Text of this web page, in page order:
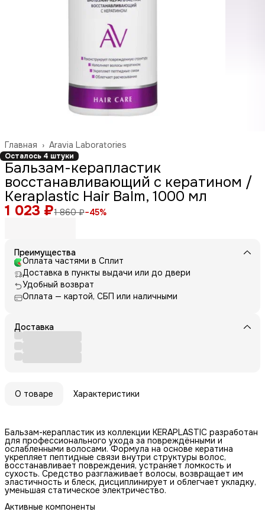
Aravia Laboratories
Главная ›
Осталось 4 штуки
Бальзам-керапластик
восстанавливающий с кератином /
Keraplastic Hair Balm, 1000 мл
1 023 ₽1 860 ₽−45%
Преимущества
Оплата частями в Сплит
Доставка в пункты выдачи или до двери
Удобный возврат
Оплата — картой, СБП или наличными
Доставка
О товаре Характеристики
Бальзам-керапластик из коллекции KERAPLASTIC разработан
для профессионального ухода за повреждёнными и
ослабленными волосами. Формула на основе кератина
укрепляет пептидные связи внутри структуры волос,
восстанавливает повреждения, устраняет ломкость и
сухость. Средство разглаживает волосы, возвращает им
эластичность и блеск, дисциплинирует и облегчает укладку,
уменьшая статическое электричество.
Активные компоненты